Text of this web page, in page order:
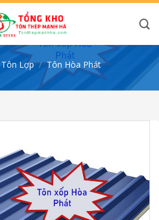
Tôn Lợp / Tôn Hòa Phát